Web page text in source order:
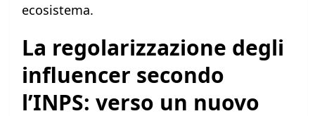
ecosistema.
La regolarizzazione degli
influencer secondo
l’INPS: verso un nuovo